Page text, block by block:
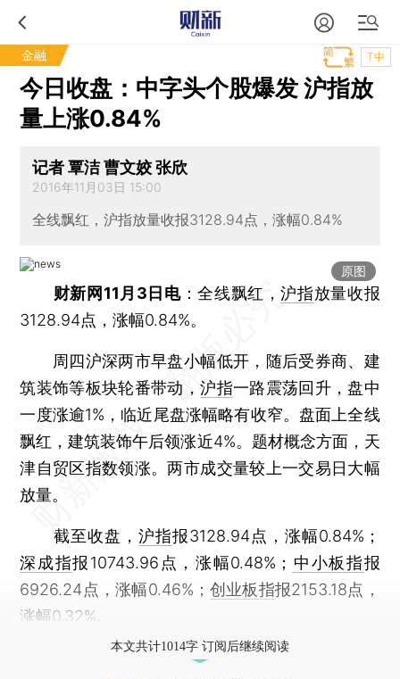
金融 T中
今日收盘：中字头个股爆发 沪指放
量上涨0.84%
记者 覃洁 曹文姣 张欣
2016年11月03日 15:00
全线飘红，沪指放量收报3128.94点，涨幅0.84%
原图
财新网11月3日电：全线飘红，沪指放量收报
3128.94点，涨幅0.84%。
周四沪深两市早盘小幅低开，随后受券商、建
筑装饰等板块轮番带动，沪指一路震荡回升，盘中
一度涨逾1%，临近尾盘涨幅略有收窄。盘面上全线
飘红，建筑装饰午后领涨近4%。题材概念方面，天
津自贸区指数领涨。两市成交量较上一交易日大幅
放量。
截至收盘，沪指报3128.94点，涨幅0.84%；
深成指报10743.96点，涨幅0.48%； 中小板指报
6926.24点，涨幅0.46%； 创业板指报2153.18点，
涨幅0.32%。
本文共计1014字 订阅后继续阅读